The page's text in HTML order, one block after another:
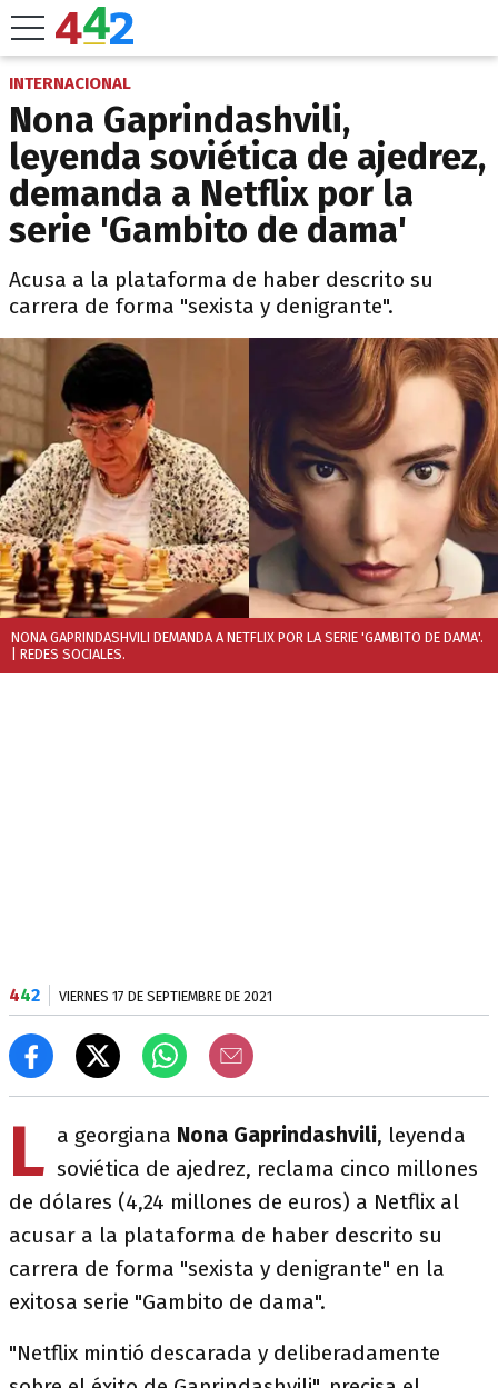
INTERNACIONAL
Nona Gaprindashvili,
leyenda soviética de ajedrez,
demanda a Netflix por la
serie 'Gambito de dama'
Acusa a la plataforma de haber descrito su
carrera de forma "sexista y denigrante".
NONA GAPRINDASHVILI DEMANDA A NETFLIX POR LA SERIE 'GAMBITO DE DAMA'.
| REDES SOCIALES.
442 VIERNES 17 DE SEPTIEMBRE DE 2021
L a georgiana Nona Gaprindashvili, leyenda
soviética de ajedrez, reclama cinco millones
de dólares (4,24 millones de euros) a Netflix al
acusar a la plataforma de haber descrito su
carrera de forma "sexista y denigrante" en la
exitosa serie "Gambito de dama".
"Netflix mintió descarada y deliberadamente